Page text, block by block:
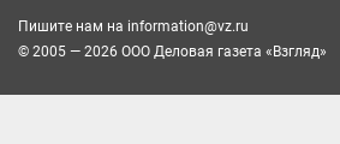
Пишите нам на information@vz.ru
© 2005 — 2026 ООО Деловая газета «Взгляд»